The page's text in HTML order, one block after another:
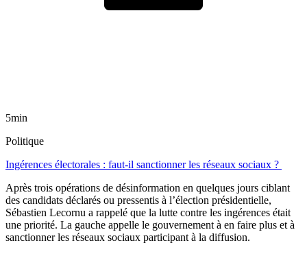
5min
Politique
Ingérences électorales : faut-il sanctionner les réseaux sociaux ?
Après trois opérations de désinformation en quelques jours ciblant
des candidats déclarés ou pressentis à l’élection présidentielle,
Sébastien Lecornu a rappelé que la lutte contre les ingérences était
une priorité. La gauche appelle le gouvernement à en faire plus et à
sanctionner les réseaux sociaux participant à la diffusion.